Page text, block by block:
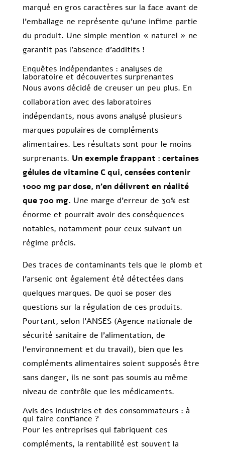
marqué en gros caractères sur la face avant de
l’emballage ne représente qu’une infime partie
du produit. Une simple mention « naturel » ne
garantit pas l’absence d’additifs !
Enquêtes indépendantes : analyses de
laboratoire et découvertes surprenantes
Nous avons décidé de creuser un peu plus. En
collaboration avec des laboratoires
indépendants, nous avons analysé plusieurs
marques populaires de compléments
alimentaires. Les résultats sont pour le moins
surprenants. Un exemple frappant : certaines
gélules de vitamine C qui, censées contenir
1000 mg par dose, n’en délivrent en réalité
que 700 mg. Une marge d’erreur de 30% est
énorme et pourrait avoir des conséquences
notables, notamment pour ceux suivant un
régime précis.
Des traces de contaminants tels que le plomb et
l’arsenic ont également été détectées dans
quelques marques. De quoi se poser des
questions sur la régulation de ces produits.
Pourtant, selon l’ANSES (Agence nationale de
sécurité sanitaire de l’alimentation, de
l’environnement et du travail), bien que les
compléments alimentaires soient supposés être
sans danger, ils ne sont pas soumis au même
niveau de contrôle que les médicaments.
Avis des industries et des consommateurs : à
qui faire confiance ?
Pour les entreprises qui fabriquent ces
compléments, la rentabilité est souvent la